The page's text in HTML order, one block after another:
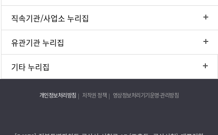
직속기관/사업소 누리집
유관기관 누리집
기타 누리집
개인정보처리방침 저작권 정책 영상정보처리기기운영·관리방침